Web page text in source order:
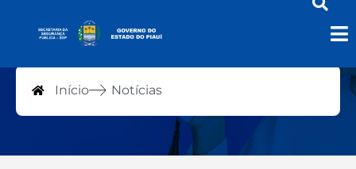
Notícias
Início Notícias